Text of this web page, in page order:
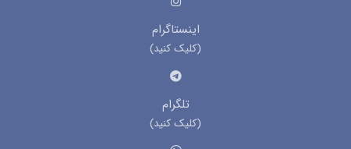
اینستاگرام
(کلیک کنید)
تلگرام
(کلیک کنید)